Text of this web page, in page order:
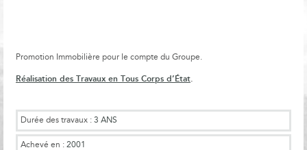
Promotion Immobilière pour le compte du Groupe.
Réalisation des Travaux en Tous Corps d’État
Durée des travaux : 3 ANS
Achevé en : 2001